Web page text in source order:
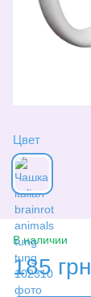
Цвет
В наличии
185 грн